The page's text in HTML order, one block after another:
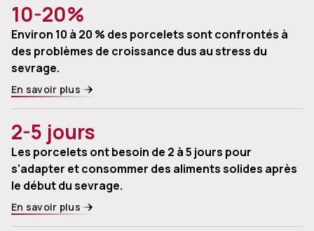
10-20%
Environ 10 à 20 % des porcelets sont confrontés à
des problèmes de croissance dus au stress du
sevrage.
En savoir plus
2-5 jours
Les porcelets ont besoin de 2 à 5 jours pour
s'adapter et consommer des aliments solides après
le début du sevrage.
En savoir plus